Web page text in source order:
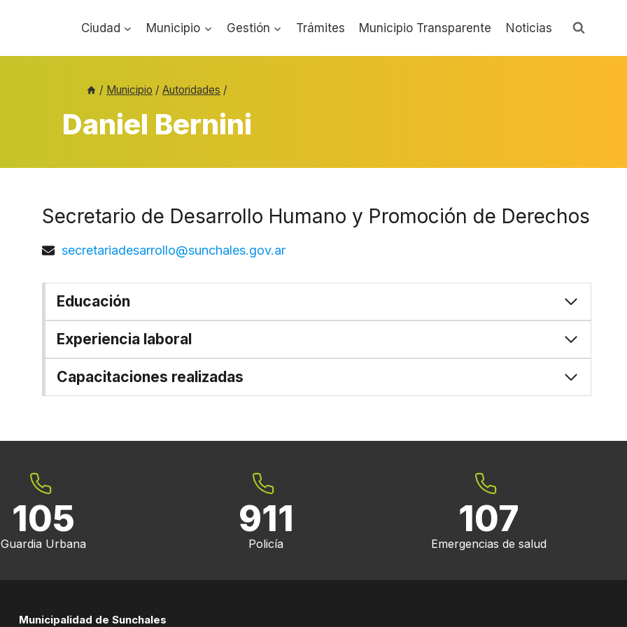
Ciudad Municipio Gestión Trámites Municipio Transparente Noticias
/ Municipio / Autoridades /
Daniel Bernini
Secretario de Desarrollo Humano y Promoción de Derechos
secretariadesarrollo@sunchales.gov.ar
Educación
Experiencia laboral
Capacitaciones realizadas
105
Guardia Urbana
911
Policía
107
Emergencias de salud
Municipalidad de Sunchales